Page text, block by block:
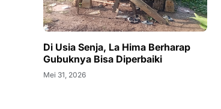
Di Usia Senja, La Hima Berharap
Gubuknya Bisa Diperbaiki
Mei 31, 2026